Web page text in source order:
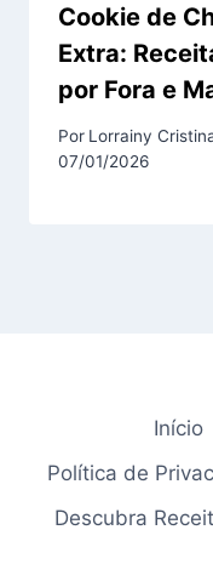
Cookie de
Extra:
por Fora e
Por Lorrainy
07/01/2026
Início
Política de
Descubra